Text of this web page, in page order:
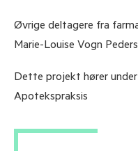
Øvrige deltagere fra
Marie-Louise Vogn
Dette projekt hører
Apotekspraksis